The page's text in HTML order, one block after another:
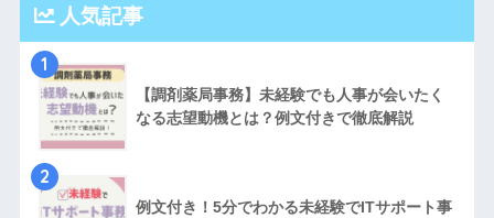
人気記事
1
【調剤薬局事務】未経験でも人事が会いたく
なる志望動機とは？例文付きで徹底解説
2
例文付き！5分でわかる未経験でITサポート事